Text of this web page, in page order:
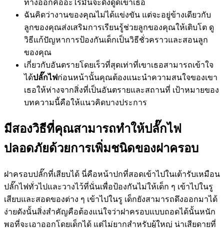
ทางออกคืออะไรมันจะดึงดูดเขาเธอ
ฉันคิดว่างานของคุณไม่ได้แข่งขัน แต่จะอยู่ข้างเดียวกับ
ลูกของคุณส่งเสริมการเรียนรู้ช่วยลูกของคุณให้เติบโต ดู
วิธีแก้ปัญหาการป้องกันเด็กเป็นวิธีชั่วคราวและสอนลูก
ของคุณ
เกี่ยวกับอันตรายโดยเร็วที่สุดเท่าที่เขาเธอสามารถเข้าใจ
ได้ปลั๊กไฟก่อนหน้านั้นคุณต้องแนะนำความสนใจของเขา
เธอให้ห่างจากสิ่งที่เป็นอันตรายและสถานที่ เป้าหมายของ
บทความนี้คือให้แนวคิดบางประการ
มีสองวิธีที่คุณสามารถทำให้ปลั๊กไฟ
ปลอดภัยด้วยการเพิ่มชนิดของฝาครอบ
ฝาครอบปลั๊กที่เสียบได้ นี่คือหน้าปกที่สอดเข้าไปในเต้ารับเหมือน
ปลั๊กไฟทั่วไปและวางไว้ที่นั่นเพื่อป้องกันไม่ให้เด็ก ๆ เข้าไปในรู
เสียบและสอดของต่าง ๆ เข้าไปในรู เด็กยังสามารถดึงออกมาได้
ง่ายดังนั้นสิ่งสำคัญคือต้องแน่ใจว่าฝาครอบแบบถอดได้นั้นหนัก
พอที่จะเอาออกโดยเด็กได้ แต่ไม่ยากสำหรับผู้ใหญ่ น่าเสียดายที่